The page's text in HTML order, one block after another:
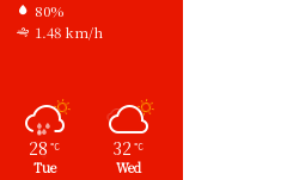
80%
1.48 km/h
28 ℃
Tue
32 ℃
Wed